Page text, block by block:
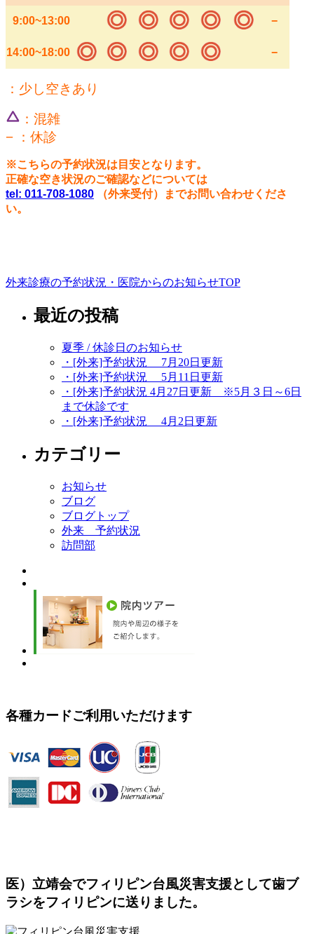
9:00~13:00 −
14:00~18:00 −
：少し空きあり
：混雑
− ：休診
※こちらの予約状況は目安となります。
正確な空き状況のご確認などについては
tel: 011-708-1080 （外来受付）までお問い合わせくださ
い。
外来診療の予約状況・医院からのお知らせTOP
最近の投稿
夏季 / 休診日のお知らせ
・[外来]予約状況 7月20日更新
・[外来]予約状況 5月11日更新
・[外来]予約状況 4月27日更新 ※5月３日～6日
まで休診です
・[外来]予約状況 4月2日更新
カテゴリー
お知らせ
ブログ
ブログトップ
外来 予約状況
訪問部
各種カードご利用いただけます
医）立靖会でフィリピン台風災害支援として歯ブ
ラシをフィリピンに送りました。